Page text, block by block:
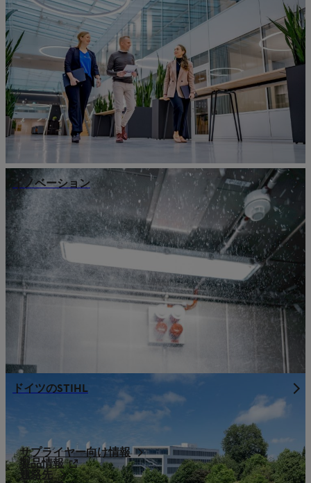
イノベーション
ドイツのSTIHL
サプライヤー向け情報
製品情報
連絡先